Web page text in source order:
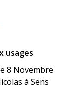
usages
8 Novembre
à Sens